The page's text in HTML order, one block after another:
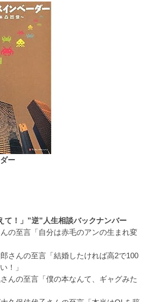
ー
て！」”逆”人生相談バックナンバー
の至言「自分は赤毛のアンの生まれ変
さんの至言「結婚したければ高2で100
！」
んの至言「僕の本なんて、ギャグみた